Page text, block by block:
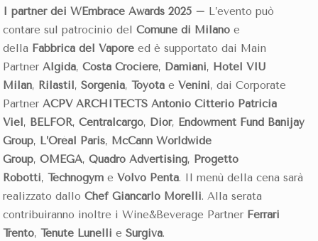
I partner dei WEmbrace Awards 2025 – L’evento può
contare sul patrocinio delComune di Milano e
della Fabbrica del Vapore ed è supportato dai Main
PartnerAlgida, Costa Crociere, Damiani, Hotel VIU
Milan, Rilastil, Sorgenia, Toyota e Venini, dai Corporate
PartnerACPV ARCHITECTS Antonio Citterio Patricia
Viel, BELFOR, Centralcargo, Dior, Endowment Fund Banijay
Group, L’Oréal Paris, McCann Worldwide
Group,OMEGA, Quadro Advertising, Progetto
Robotti,Technogyme Volvo Penta. Il menù della cena sarà
realizzato dalloChef Giancarlo Morelli. Alla serata
contribuiranno inoltre i Wine&Beverage Partner Ferrari
Trento,Tenute Lunelli eSurgiva.